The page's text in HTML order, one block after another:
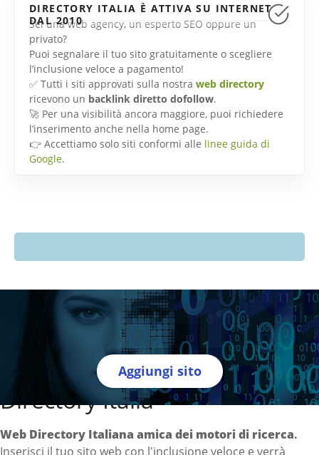
DIRECTORY ITALIA È ATTIVA SU INTERNET
DAL 2010
Sei una web agency, un esperto SEO oppure un
privato?
Puoi segnalare il tuo sito gratuitamente o scegliere
l’inclusione veloce a pagamento!
✅ Tutti i siti approvati sulla nostra web directory
ricevono un backlink diretto dofollow.
🚀 Per una visibilità ancora maggiore, puoi richiedere
l’inserimento anche nella home page.
👉 Accettiamo solo siti conformi alle linee guida di
Google.
Aggiungi sito
Directory Italia
Web Directory Italiana amica dei motori di ricerca.
Inserisci il tuo sito web con l'inclusione veloce e verrà